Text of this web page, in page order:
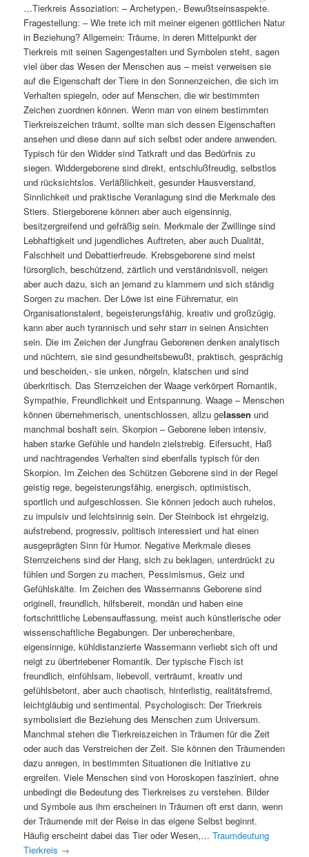
…Tierkreis Assoziation: – Archetypen,- Bewußtseinsaspekte.
Fragestellung: – Wie trete ich mit meiner eigenen göttlichen Natur
in Beziehung? Allgemein: Träume, in deren Mittelpunkt der
Tierkreis mit seinen Sagengestalten und Symbolen steht, sagen
viel über das Wesen der Menschen aus – meist verweisen sie
auf die Eigenschaft der Tiere in den Sonnenzeichen, die sich im
Verhalten spiegeln, oder auf Menschen, die wir bestimmten
Zeichen zuordnen können. Wenn man von einem bestimmten
Tierkreiszeichen träumt, sollte man sich dessen Eigenschaften
ansehen und diese dann auf sich selbst oder andere anwenden.
Typisch für den Widder sind Tatkraft und das Bedürfnis zu
siegen. Widdergeborene sind direkt, entschlußfreudig, selbstlos
und rücksichtslos. Verläßlichkeit, gesunder Hausverstand,
Sinnlichkeit und praktische Veranlagung sind die Merkmale des
Stiers. Stiergeborene können aber auch eigensinnig,
besitzergreifend und gefräßig sein. Merkmale der Zwillinge sind
Lebhaftigkeit und jugendliches Auftreten, aber auch Dualität,
Falschheit und Debattierfreude. Krebsgeborene sind meist
fürsorglich, beschützend, zärtlich und verständnisvoll, neigen
aber auch dazu, sich an jemand zu klammern und sich ständig
Sorgen zu machen. Der Löwe ist eine Führernatur, ein
Organisationstalent, begeisterungsfähig, kreativ und großzügig,
kann aber auch tyrannisch und sehr starr in seinen Ansichten
sein. Die im Zeichen der Jungfrau Geborenen denken analytisch
und nüchtern, sie sind gesundheitsbewußt, praktisch, gesprächig
und bescheiden,- sie unken, nörgeln, klatschen und sind
überkritisch. Das Sternzeichen der Waage verkörpert Romantik,
Sympathie, Freundlichkeit und Entspannung. Waage – Menschen
können übernehmerisch, unentschlossen, allzu gelassen und
manchmal boshaft sein. Skorpion – Geborene leben intensiv,
haben starke Gefühle und handeln zielstrebig. Eifersucht, Haß
und nachtragendes Verhalten sind ebenfalls typisch für den
Skorpion. Im Zeichen des Schützen Geborene sind in der Regel
geistig rege, begeisterungsfähig, energisch, optimistisch,
sportlich und aufgeschlossen. Sie können jedoch auch ruhelos,
zu impulsiv und leichtsinnig sein. Der Steinbock ist ehrgeizig,
aufstrebend, progressiv, politisch interessiert und hat einen
ausgeprägten Sinn für Humor. Negative Merkmale dieses
Sternzeichens sind der Hang, sich zu beklagen, unterdrückt zu
fühlen und Sorgen zu machen, Pessimismus, Geiz und
Gefühlskälte. Im Zeichen des Wassermanns Geborene sind
originell, freundlich, hilfsbereit, mondän und haben eine
fortschrittliche Lebensauffassung, meist auch künstlerische oder
wissenschaftliche Begabungen. Der unberechenbare,
eigensinnige, kühldistanzierte Wassermann verliebt sich oft und
neigt zu übertriebener Romantik. Der typische Fisch ist
freundlich, einfühlsam, liebevoll, verträumt, kreativ und
gefühlsbetont, aber auch chaotisch, hinterlistig, realitätsfremd,
leichtgläubig und sentimental. Psychologisch: Der Trierkreis
symbolisiert die Beziehung des Menschen zum Universum.
Manchmal stehen die Tierkreiszeichen in Träumen für die Zeit
oder auch das Verstreichen der Zeit. Sie können den Träumenden
dazu anregen, in bestimmten Situationen die Initiative zu
ergreifen. Viele Menschen sind von Horoskopen fasziniert, ohne
unbedingt die Bedeutung des Tierkreises zu verstehen. Bilder
und Symbole aus ihm erscheinen in Träumen oft erst dann, wenn
der Träumende mit der Reise in das eigene Selbst beginnt.
Häufig erscheint dabei das Tier oder Wesen,…Traumdeutung
Tierkreis →